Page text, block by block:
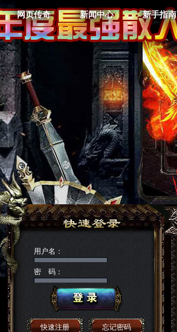
网页传奇 新闻中心 新手指南
用户名：
密 码：
快速注册 忘记密码